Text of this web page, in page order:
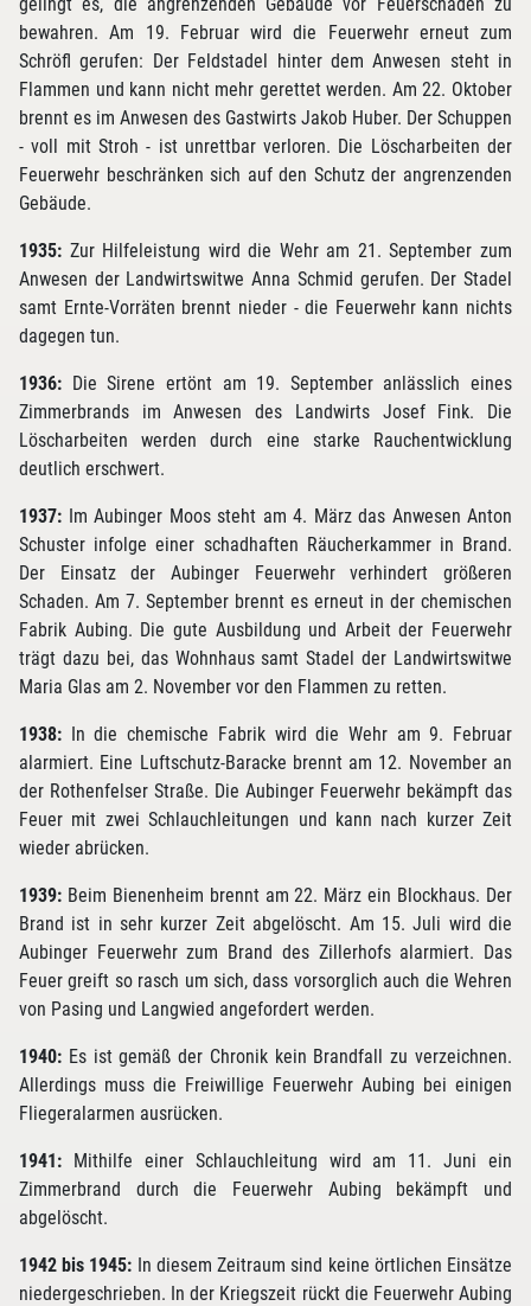
bewahren. Am 19. Februar wird die Feuerwehr erneut zum
Schröfl gerufen: Der Feldstadel hinter dem Anwesen steht in
Flammen und kann nicht mehr gerettet werden. Am 22. Oktober
brennt es im Anwesen des Gastwirts Jakob Huber. Der Schuppen
- voll mit Stroh - ist unrettbar verloren. Die Löscharbeiten der
Feuerwehr beschränken sich auf den Schutz der angrenzenden
Gebäude.
1935: Zur Hilfeleistung wird die Wehr am 21. September zum
Anwesen der Landwirtswitwe Anna Schmid gerufen. Der Stadel
samt Ernte-Vorräten brennt nieder - die Feuerwehr kann nichts
dagegen tun.
1936: Die Sirene ertönt am 19. September anlässlich eines
Zimmerbrands im Anwesen des Landwirts Josef Fink. Die
Löscharbeiten werden durch eine starke Rauchentwicklung
deutlich erschwert.
1937: Im Aubinger Moos steht am 4. März das Anwesen Anton
Schuster infolge einer schadhaften Räucherkammer in Brand.
Der Einsatz der Aubinger Feuerwehr verhindert größeren
Schaden. Am 7. September brennt es erneut in der chemischen
Fabrik Aubing. Die gute Ausbildung und Arbeit der Feuerwehr
trägt dazu bei, das Wohnhaus samt Stadel der Landwirtswitwe
Maria Glas am 2. November vor den Flammen zu retten.
1938: In die chemische Fabrik wird die Wehr am 9. Februar
alarmiert. Eine Luftschutz-Baracke brennt am 12. November an
der Rothenfelser Straße. Die Aubinger Feuerwehr bekämpft das
Feuer mit zwei Schlauchleitungen und kann nach kurzer Zeit
wieder abrücken.
1939: Beim Bienenheim brennt am 22. März ein Blockhaus. Der
Brand ist in sehr kurzer Zeit abgelöscht. Am 15. Juli wird die
Aubinger Feuerwehr zum Brand des Zillerhofs alarmiert. Das
Feuer greift so rasch um sich, dass vorsorglich auch die Wehren
von Pasing und Langwied angefordert werden.
1940: Es ist gemäß der Chronik kein Brandfall zu verzeichnen.
Allerdings muss die Freiwillige Feuerwehr Aubing bei einigen
Fliegeralarmen ausrücken.
1941: Mithilfe einer Schlauchleitung wird am 11. Juni ein
Zimmerbrand durch die Feuerwehr Aubing bekämpft und
abgelöscht.
1942 bis 1945: In diesem Zeitraum sind keine örtlichen Einsätze
niedergeschrieben. In der Kriegszeit rückt die Feuerwehr Aubing